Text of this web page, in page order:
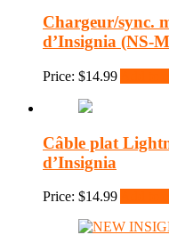
Chargeur/sync.
d’Insignia (NS-
Price: $14.99
Câble plat
d’Insignia
Price: $14.99